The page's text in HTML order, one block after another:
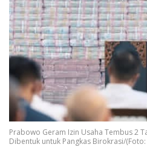
Prabowo Geram Izin Usaha Tembus 2
Dibentuk untuk Pangkas Birokrasi/(Foto: